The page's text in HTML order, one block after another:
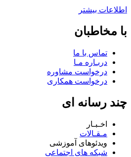
اطلاعات بیشتر
با مخاطبان
تماس با ما
دربـاره مـا
درخواست مشاوره
درخواست همکاری
چند رسانه ای
اخـبـار
مـقـالات
ویدئوهای آموزشی
شبکه های اجتماعی